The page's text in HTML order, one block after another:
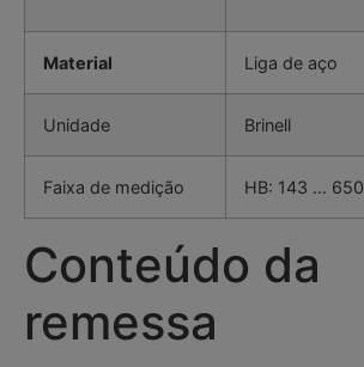
Material Liga de aço
Unidade Brinell
Faixa de medição HB: 143 … 650
Conteúdo da
remessa